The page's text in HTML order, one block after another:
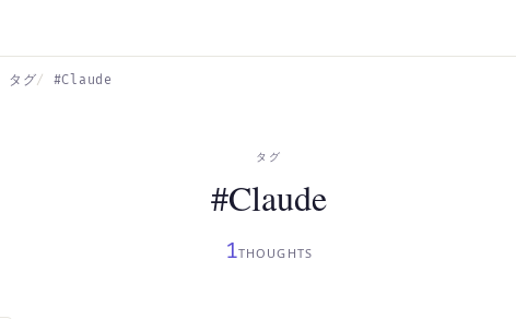
タグ #Claude
タグ
#Claude
1THOUGHTS